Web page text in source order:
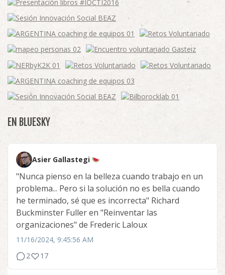
EN BLUESKY
Asier Gallastegi
"Nunca pienso en la belleza cuando trabajo en un
problema... Pero si la solución no es bella cuando
he terminado, sé que es incorrecta" Richard
Buckminster Fuller en "Reinventar las
organizaciones" de Frederic Laloux
11/16/2024, 9:45:56 AM
2
17